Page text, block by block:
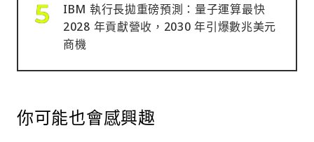
IBM 執行長拋重磅預測：量子運算最快
2028 年貢獻營收，2030 年引爆數兆美元
商機
你可能也會感興趣